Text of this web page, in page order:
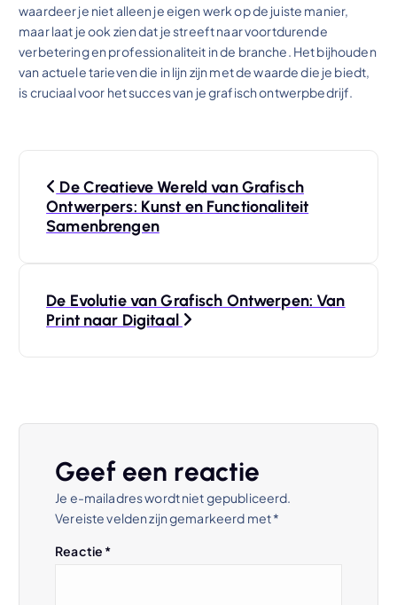
waardeer je niet alleen je eigen werk op de juiste manier,
maar laat je ook zien dat je streeft naar voortdurende
verbetering en professionaliteit in de branche. Het bijhouden
van actuele tarieven die in lijn zijn met de waarde die je biedt,
is cruciaal voor het succes van je grafisch ontwerpbedrijf.
t
De Creatieve Wereld van Grafisch
Ontwerpers: Kunst en Functionaliteit
Samenbrengen
De Evolutie van Grafisch Ontwerpen: Van
Print naar Digitaal
Geef een reactie
Je e-mailadres wordt niet gepubliceerd.
Vereiste velden zijn gemarkeerd met*
Reactie *